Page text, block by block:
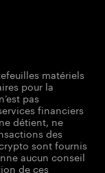
matériels
pour la
pas
financiers
détient, ne
des
sont fournis
aucun conseil
de ces